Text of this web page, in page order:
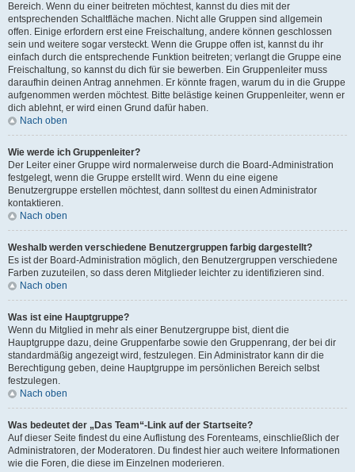
Bereich. Wenn du einer beitreten möchtest, kannst du dies mit der
entsprechenden Schaltfläche machen. Nicht alle Gruppen sind allgemein
offen. Einige erfordern erst eine Freischaltung, andere können geschlossen
sein und weitere sogar versteckt. Wenn die Gruppe offen ist, kannst du ihr
einfach durch die entsprechende Funktion beitreten; verlangt die Gruppe eine
Freischaltung, so kannst du dich für sie bewerben. Ein Gruppenleiter muss
daraufhin deinen Antrag annehmen. Er könnte fragen, warum du in die Gruppe
aufgenommen werden möchtest. Bitte belästige keinen Gruppenleiter, wenn er
dich ablehnt, er wird einen Grund dafür haben.
Nach oben
Wie werde ich Gruppenleiter?
Der Leiter einer Gruppe wird normalerweise durch die Board-Administration
festgelegt, wenn die Gruppe erstellt wird. Wenn du eine eigene
Benutzergruppe erstellen möchtest, dann solltest du einen Administrator
kontaktieren.
Nach oben
Weshalb werden verschiedene Benutzergruppen farbig dargestellt?
Es ist der Board-Administration möglich, den Benutzergruppen verschiedene
Farben zuzuteilen, so dass deren Mitglieder leichter zu identifizieren sind.
Nach oben
Was ist eine Hauptgruppe?
Wenn du Mitglied in mehr als einer Benutzergruppe bist, dient die
Hauptgruppe dazu, deine Gruppenfarbe sowie den Gruppenrang, der bei dir
standardmäßig angezeigt wird, festzulegen. Ein Administrator kann dir die
Berechtigung geben, deine Hauptgruppe im persönlichen Bereich selbst
festzulegen.
Nach oben
Was bedeutet der „Das Team“-Link auf der Startseite?
Auf dieser Seite findest du eine Auflistung des Forenteams, einschließlich der
Administratoren, der Moderatoren. Du findest hier auch weitere Informationen
wie die Foren, die diese im Einzelnen moderieren.